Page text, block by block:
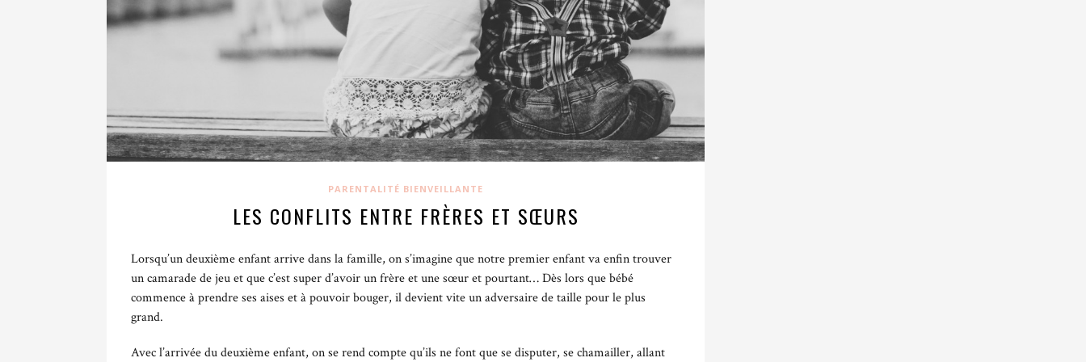
La communication non violente s’applique aussi bien à la communication avec les enfants qu’avec les
Comme toutes les approches positives, La CNV suppose une attitude bienveillante et par conséquent
violence éducative. Cette forme de communication positive prône une approche
empathique en encourageant les parents à:
· accueillir avec bienveillance les émotions de l’enfant.
· écouter les besoins insatisfaits de l’enfant qui entraînent des comportements jugés inappropriés (cris,
pleurs, agressivité etc…)
· poser un cadre bienveillant et des limites claires
· résoudre les conflits en amenant l’enfant à coopérer plutôt qu’à obéir ou punir.
La parentalité bienveillante au quotidien
PARENTALITÉ BIENVEILLANTE
LES CONFLITS ENTRE FRÈRES ET SŒURS
Lorsqu’un deuxième enfant arrive dans la famille, on s’imagine que notre premier enfant va enfin trouver
un camarade de jeu et que c’est super d’avoir un frère et une sœur et pourtant… Dès lors que bébé
commence à prendre ses aises et à pouvoir bouger, il devient vite un adversaire de taille pour le plus
grand.
Avec l’arrivée du deuxième enfant, on se rend compte qu’ils ne font que se disputer, se chamailler, allant